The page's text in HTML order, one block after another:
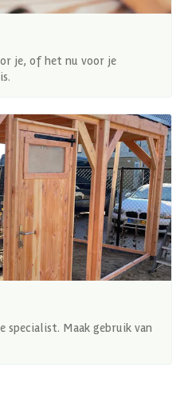
je, of het nu voor je
specialist. Maak gebruik van